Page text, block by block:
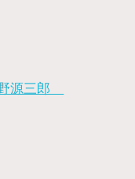
源三郎